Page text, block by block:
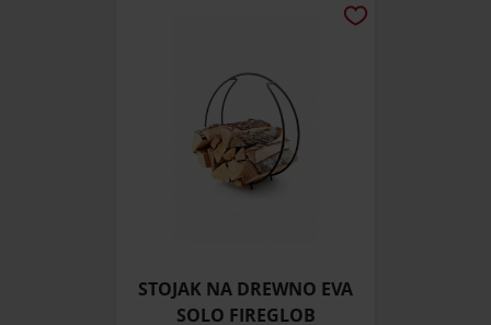
STOJAK NA DREWNO EVA
SOLO FIREGLOB